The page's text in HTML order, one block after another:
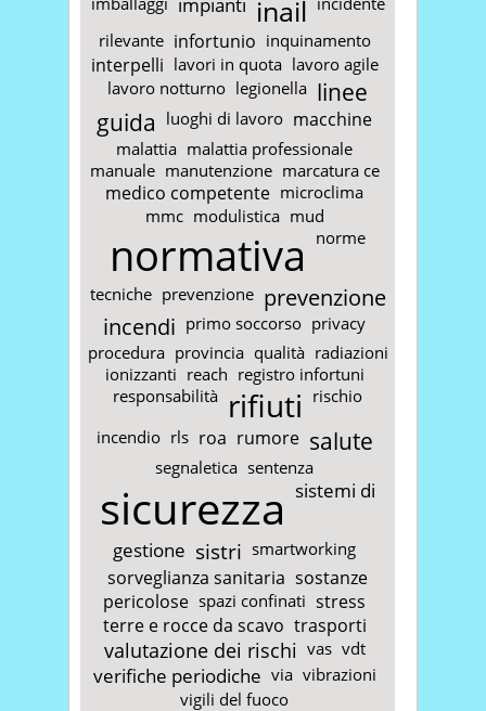
inail
rilevante infortunio inquinamento
interpelli lavori in quota lavoro agile
lavoro notturno legionella linee
guida luoghi di lavoro macchine
malattia malattia professionale
manuale manutenzione marcatura ce
medico competente microclima
mmc modulistica mud
normativa norme
tecniche prevenzione prevenzione
incendi primo soccorso privacy
procedura provincia qualità radiazioni
ionizzanti reach registro infortuni
responsabilità rifiuti rischio
incendio rls roa rumore salute
segnaletica sentenza
sicurezza sistemi di
gestione sistri smartworking
sorveglianza sanitaria sostanze
pericolose spazi confinati stress
terre e rocce da scavo trasporti
valutazione dei rischi vas vdt
verifiche periodiche via vibrazioni
vigili del fuoco